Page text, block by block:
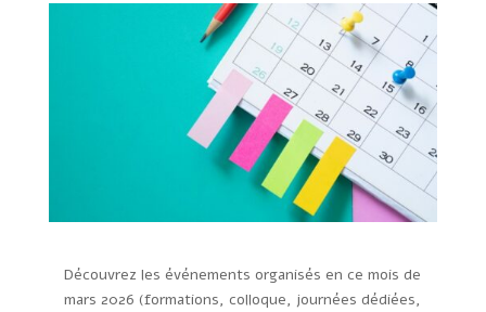
Découvrez les événements organisés en ce mois de
mars 2026 (formations, colloque, journées dédiées,